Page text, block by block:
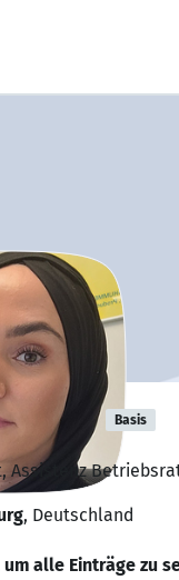
Basis
Assistenz
, Deutschland
um alle Einträge zu